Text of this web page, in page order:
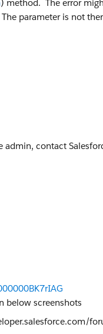
) method. The error
parameter is not
contact
below screenshots